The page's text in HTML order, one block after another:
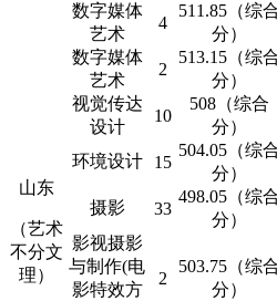
数字媒体
艺术
4
511.85（综
分）
山东
（艺术
不分文
理）
数字媒体
艺术
2
513.15（综
分）
视觉传达
设计
10
508（综合
分）
环境设计 15
504.05（综
分）
摄影 33
498.05（综
分）
影视摄影
与制作(电
影特效方
2
503.75（综
分）